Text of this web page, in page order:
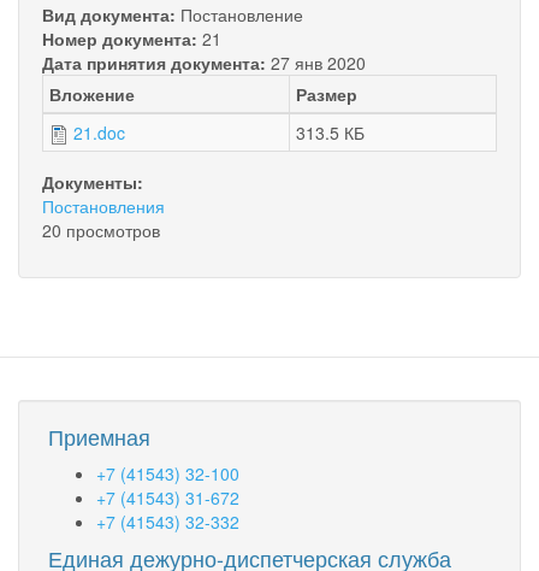
Вид документа: Постановление
Номер документа: 21
Дата принятия документа: 27 янв 2020
Вложение
Размер
21.doc
313.5 КБ
Документы:
Постановления
20 просмотров
Приемная
+7 (41543) 32-100
+7 (41543) 31-672
+7 (41543) 32-332
Единая дежурно-диспетчерская служба